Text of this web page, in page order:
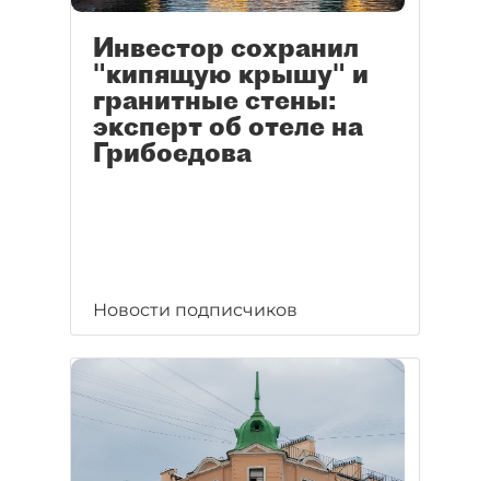
Инвестор сохранил
"кипящую крышу" и
гранитные стены:
эксперт об отеле на
Грибоедова
Новости подписчиков